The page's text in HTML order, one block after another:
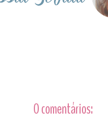
0 comentários: